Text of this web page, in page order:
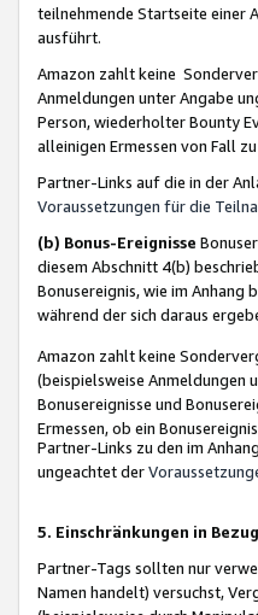
teilnehmende Startseite einer
ausführt.
Amazon zahlt keine
Anmeldungen unter Angabe
Person, wiederholter Bounty
alleinigen Ermessen von Fall
Partner-Links auf die in der
Voraussetzungen für die
(b) Bonus-Ereignisse
diesem Abschnitt 4(b)
Bonusereignis, wie im Anhang
während der sich daraus
Amazon zahlt keine
(beispielsweise Anmeldungen
Bonusereignisse und
Ermessen, ob ein
Partner-Links zu den im
ungeachtet der
5. Einschränkungen in
Partner-Tags sollten nur
Namen handelt) versuchst,